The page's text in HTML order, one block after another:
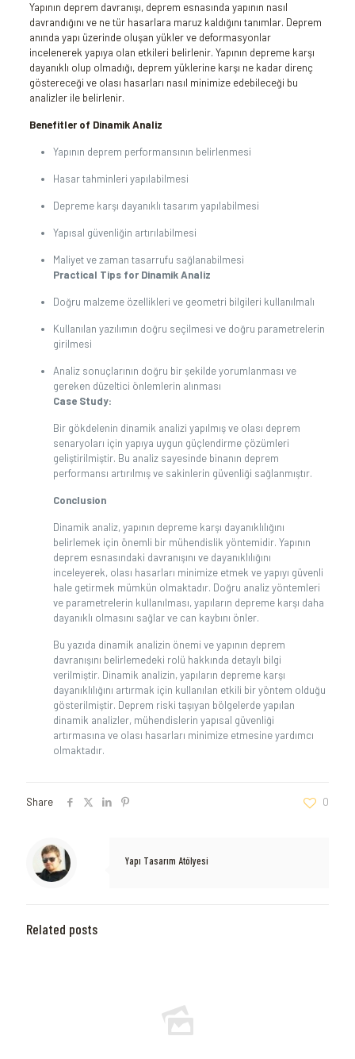
Yapının deprem davranışı, deprem esnasında yapının nasıl
davrandığını ve ne tür hasarlara maruz kaldığını tanımlar. Deprem
anında yapı üzerinde oluşan yükler ve deformasyonlar
incelenerek yapıya olan etkileri belirlenir. Yapının depreme karşı
dayanıklı olup olmadığı, deprem yüklerine karşı ne kadar direnç
göstereceği ve olası hasarları nasıl minimize edebileceği bu
analizler ile belirlenir.
Benefitler of Dinamik Analiz
Yapının deprem performansının belirlenmesi
Hasar tahminleri yapılabilmesi
Depreme karşı dayanıklı tasarım yapılabilmesi
Yapısal güvenliğin artırılabilmesi
Maliyet ve zaman tasarrufu sağlanabilmesi
Practical Tips for Dinamik Analiz
Doğru malzeme özellikleri ve geometri bilgileri kullanılmalı
Kullanılan yazılımın doğru seçilmesi ve doğru parametrelerin
girilmesi
Analiz sonuçlarının doğru bir şekilde yorumlanması ve
gereken düzeltici önlemlerin alınması
Case Study:
Bir gökdelenin dinamik analizi yapılmış ve olası deprem
senaryoları için yapıya uygun güçlendirme çözümleri
geliştirilmiştir. Bu analiz sayesinde binanın deprem
performansı artırılmış ve sakinlerin güvenliği sağlanmıştır.
Conclusion
Dinamik analiz, yapının depreme karşı dayanıklılığını
belirlemek için önemli bir mühendislik yöntemidir. Yapının
deprem esnasındaki davranışını ve dayanıklılığını
inceleyerek, olası hasarları minimize etmek ve yapıyı güvenli
hale getirmek mümkün olmaktadır. Doğru analiz yöntemleri
ve parametrelerin kullanılması, yapıların depreme karşı daha
dayanıklı olmasını sağlar ve can kaybını önler.
Bu yazıda dinamik analizin önemi ve yapının deprem
davranışını belirlemedeki rolü hakkında detaylı bilgi
verilmiştir. Dinamik analizin, yapıların depreme karşı
dayanıklılığını artırmak için kullanılan etkili bir yöntem olduğu
gösterilmiştir. Deprem riski taşıyan bölgelerde yapılan
dinamik analizler, mühendislerin yapısal güvenliği
artırmasına ve olası hasarları minimize etmesine yardımcı
olmaktadır.
Share 0
Yapı Tasarım Atölyesi
Related posts